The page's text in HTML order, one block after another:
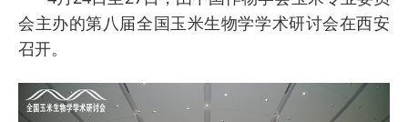
会主办的第八届全国玉米生物学学术研讨会在西安
召开。